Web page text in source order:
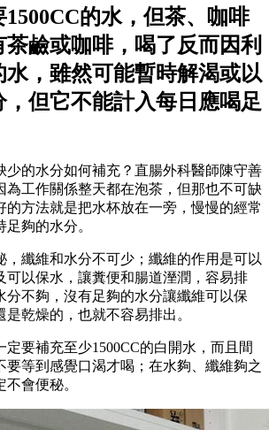
的水，但茶、咖啡
鹼或咖啡，喝了反而因利
水，雖然可能暫時解渴或以
但它不能計入每日應喝足
少的水分如何補充？直腸外科醫師陳守善
為工作關係整天都在泡茶，但那也不可缺
的方法就是把水杯放在一旁，慢慢的經常
夠的水分。
，纖維和水分不可少；纖維的作用是可以
可以保水，讓糞便和腸道溼潤，容易排
分不夠，沒有足夠的水分讓纖維可以保
乾燥的，也就不容易排出。
定要補充至少1500CC的白開水，而且間
要等到感覺口渴才喝；在水夠、纖維夠之
會便秘。